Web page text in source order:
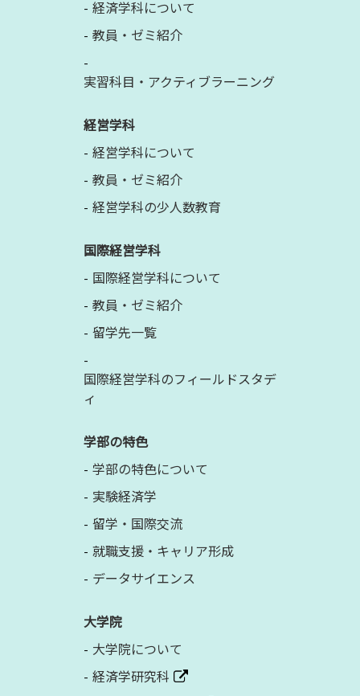
経済学科について
教員・ゼミ紹介
実習科目・アクティブラーニング
経営学科
経営学科について
教員・ゼミ紹介
経営学科の少人数教育
国際経営学科
国際経営学科について
教員・ゼミ紹介
留学先一覧
国際経営学科のフィールドスタデ
ィ
学部の特色
学部の特色について
実験経済学
留学・国際交流
就職支援・キャリア形成
データサイエンス
大学院
大学院について
経済学研究科